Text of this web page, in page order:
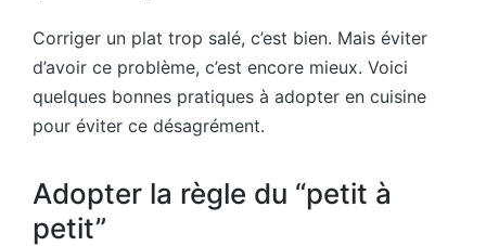
Corriger un plat trop salé, c’est bien. Mais éviter
d’avoir ce problème, c’est encore mieux. Voici
quelques bonnes pratiques à adopter en cuisine
pour éviter ce désagrément.
Adopter la règle du “petit à
petit”